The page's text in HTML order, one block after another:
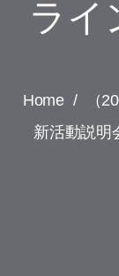
ライ
Home /
（
新活動説明